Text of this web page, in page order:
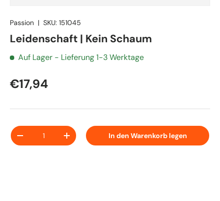
Passion | SKU: 151045
Leidenschaft | Kein Schaum
Auf Lager - Lieferung 1-3 Werktage
€17,94
Anzahl
-
+ In den Warenkorb legen